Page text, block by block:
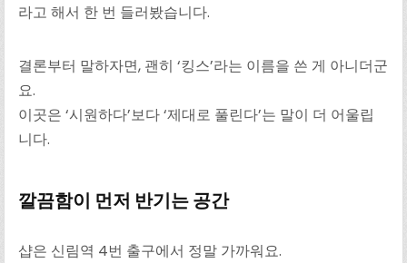
라고 해서 한 번 들러봤습니다.
결론부터 말하자면, 괜히 ‘킹스’라는 이름을 쓴 게 아니더군
요.
이곳은 ‘시원하다’보다 ‘제대로 풀린다’는 말이 더 어울립
니다.
깔끔함이 먼저 반기는 공간
샵은 신림역 4번 출구에서 정말 가까워요.